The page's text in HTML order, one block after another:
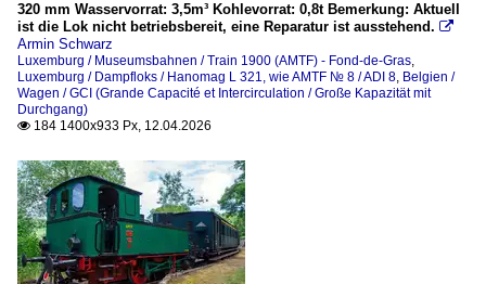
320 mm Wasservorrat: 3,5m³ Kohlevorrat: 0,8t Bemerkung: Aktuell
ist die Lok nicht betriebsbereit, eine Reparatur ist ausstehend. 
Armin Schwarz
Luxemburg / Museumsbahnen / Train 1900 (AMTF) - Fond-de-Gras,
Luxemburg / Dampfloks / Hanomag L 321, wie AMTF № 8 / ADI 8, Belgien /
Wagen / GCI (Grande Capacité et Intercirculation / Große Kapazität mit
Durchgang)
 184 1400x933 Px, 12.04.2026